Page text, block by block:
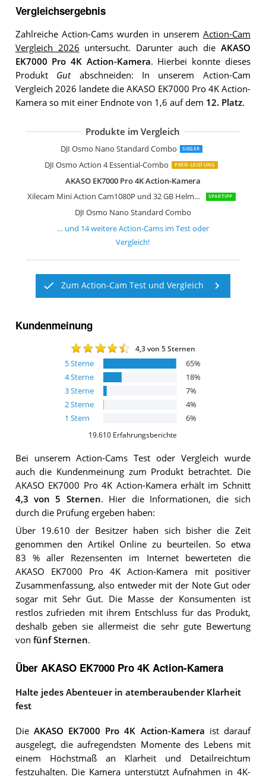
Vergleichsergebnis
Zahlreiche Action-Cams wurden in unserem Action-Cam
Vergleich 2026 untersucht. Darunter auch die AKASO
EK7000 Pro 4K Action-Kamera. Hierbei konnte dieses
Produkt Gutabschneiden: In unserem Action-Cam
Vergleich 2026 landete die AKASO EK7000 Pro 4K Action-
Kamera so mit einer Endnote von 1,6 auf dem 12. Platz.
Produkte im Vergleich
DJI Osmo Nano Standard Combo SIEGER
DJI Osmo Action 4 Essential-Combo PREIS-LEISTUNG
AKASO EK7000 Pro 4K Action-Kamera
Xilecam Mini Action Cam1080P und 32 GB HelmCam
SPARTIPP
DJI Osmo Nano Standard Combo
Insta360 Ace Pro 2 Pack Dual Akku
DJI Osmo Action 5 Pro Standard
GoPro MAX wasserdichte 360 Action-
Hiicam Speed 20 Action Cam
Hiicam Action Cam
Tiantianle Action Cam 4K und 16 GB
LXMIMI Wifi Action Cam
NinjaCam Mini Action Cam 1080P
… und 14weitereAction-Camsim Test oder
Vergleich!
Zum Action-Cam Test und Vergleich
Kundenmeinung
4,3von 5 Sternen
5Sterne 65%
4Sterne 18%
3Sterne 7%
2Sterne 4%
1 Stern 6%
19.610 Erfahrungsberichte
Bei unseremAction-Cams Test oder Vergleich wurde
auch die Kundenmeinung zum Produkt betrachtet. Die
AKASO EK7000 Pro 4K Action-Kameraerhält im Schnitt
4,3 von 5 Sternen. Hier die Informationen, die sich
durch die Prüfung ergeben haben:
Über 19.610 der Besitzer haben sich bisher die Zeit
genommen den Artikel Online zu beurteilen. So etwa
83 % aller Rezensenten im Internet bewerteten die
AKASO EK7000 Pro 4K Action-Kamera mit positiver
Zusammenfassung, also entweder mit der Note Gut oder
sogar mit Sehr Gut. Die Masse der Konsumenten ist
restlos zufrieden mit ihrem Entschluss für das Produkt,
deshalb geben sie allermeist die sehr gute Bewertung
von fünf Sternen.
Über AKASO EK7000 Pro 4K Action-Kamera
Halte jedes Abenteuer in atemberaubender Klarheit
fest
Die AKASO EK7000 Pro 4K Action-Kamera ist darauf
ausgelegt, die aufregendsten Momente des Lebens mit
einem Höchstmaß an Klarheit und Detailreichtum
festzuhalten. Die Kamera unterstützt Aufnahmen in 4K-